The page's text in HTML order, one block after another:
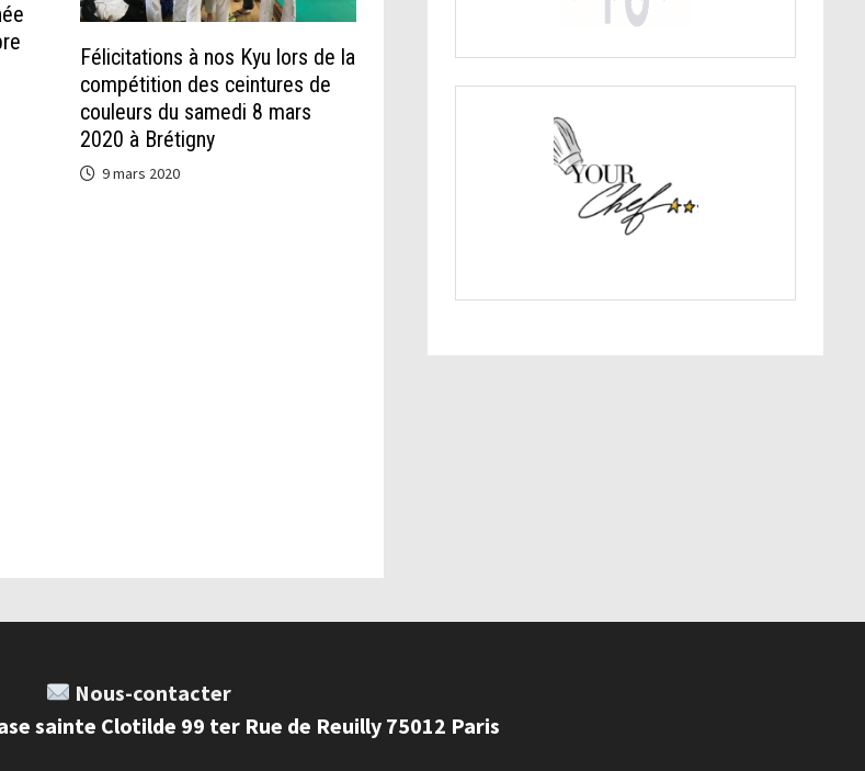
Félicitations à nos Kyu lors de la
compétition des ceintures de
couleurs du samedi 8 mars
2020 à Brétigny
9 mars 2020
Nous-contacter
sainte Clotilde 99 ter Rue de Reuilly 75012 Paris